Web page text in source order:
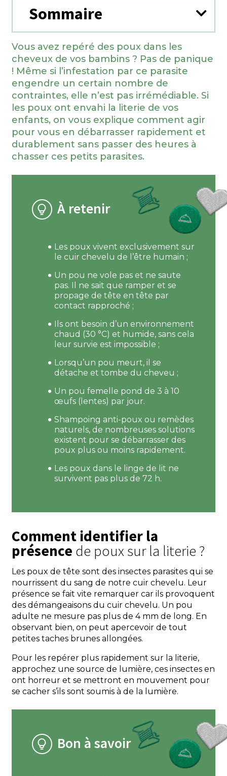
Sommaire
Vous avez repéré des poux dans les
cheveux de vos bambins ? Pas de panique
! Même si l’infestation par ce parasite
engendre un certain nombre de
contraintes, elle n’est pas irrémédiable. Si
les poux ont envahi la literie de vos
enfants, on vous explique comment agir
pour vous en débarrasser rapidement et
durablement sans passer des heures à
chasser ces petits parasites.
À retenir
Les poux vivent exclusivement sur
le cuir chevelu de l’être humain ;
Un pou ne vole pas et ne saute
pas. Il ne sait que ramper et se
propage de tête en tête par
contact rapproché ;
Ils ont besoin d’un environnement
chaud (30 °C) et humide, sans cela
leur survie est impossible ;
Lorsqu’un pou meurt, il se
détache et tombe du cheveu ;
Un pou femelle pond de 3 à 10
œufs (lentes) par jour.
Shampoing anti-poux ou remèdes
naturels, de nombreuses solutions
existent pour se débarrasser des
poux plus ou moins rapidement.
Les poux dans le linge de lit ne
survivent pas plus de 72 h.
Comment identifier la
présence de poux sur la literie ?
Les poux de tête sont des insectes parasites qui se
nourrissent du sang de notre cuir chevelu. Leur
présence se fait vite remarquer car ils provoquent
des démangeaisons du cuir chevelu. Un pou
adulte ne mesure pas plus de 4 mm de long. En
observant bien, on peut apercevoir de tout
petites taches brunes allongées.
Pour les repérer plus rapidement sur la literie,
approchez une source de lumière, ces insectes en
ont horreur et se mettront en mouvement pour
se cacher s’ils sont soumis à de la lumière.
Bon à savoir